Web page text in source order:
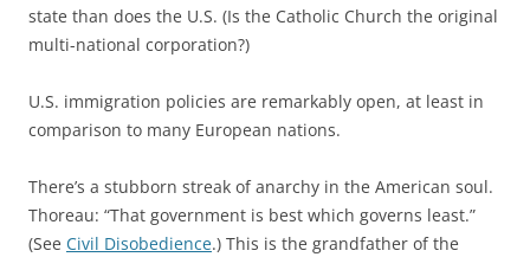
state than does the U.S. (Is the Catholic Church the original
multi-national corporation?)
U.S. immigration policies are remarkably open, at least in
comparison to many European nations.
There’s a stubborn streak of anarchy in the American soul.
Thoreau: “That government is best which governs least.”
(See Civil Disobedience.) This is the grandfather of the